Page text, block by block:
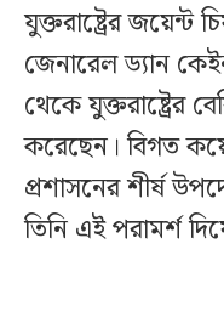
যুক্তরাষ্ট্রের জয়েন্ট
জেনারেল ড্যান
থেকে যুক্তরাষ্ট্রের
করেছেন। বিগত
প্রশাসনের শীর্ষ
তিনি এই পরামর্শ